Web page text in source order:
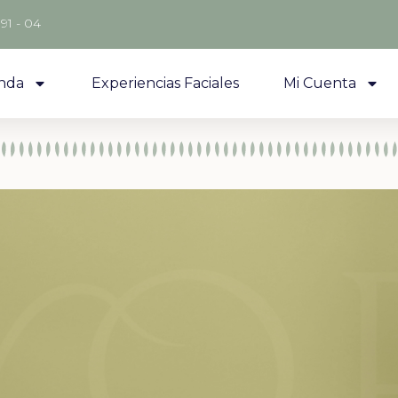
- 04
Experiencias Faciales Mi Cuenta